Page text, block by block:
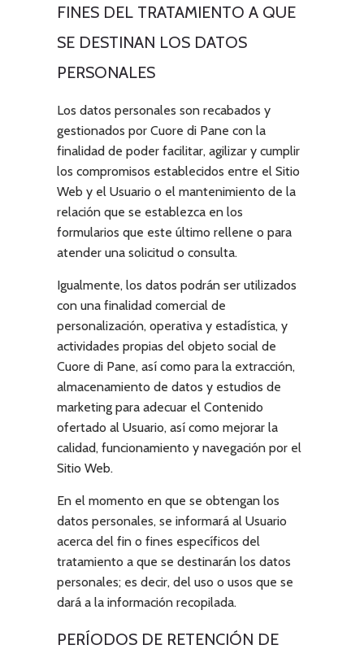
FINES DEL TRATAMIENTO A QUE
SE DESTINAN LOS DATOS
PERSONALES
Los datos personales son recabados y
gestionados por Cuore di Pane con la
finalidad de poder facilitar, agilizar y cumplir
los compromisos establecidos entre el Sitio
Web y el Usuario o el mantenimiento de la
relación que se establezca en los
formularios que este último rellene o para
atender una solicitud o consulta.
Igualmente, los datos podrán ser utilizados
con una finalidad comercial de
personalización, operativa y estadística, y
actividades propias del objeto social de
Cuore di Pane, así como para la extracción,
almacenamiento de datos y estudios de
marketing para adecuar el Contenido
ofertado al Usuario, así como mejorar la
calidad, funcionamiento y navegación por el
Sitio Web.
En el momento en que se obtengan los
datos personales, se informará al Usuario
acerca del fin o fines específicos del
tratamiento a que se destinarán los datos
personales; es decir, del uso o usos que se
dará a la información recopilada.
PERÍODOS DE RETENCIÓN DE